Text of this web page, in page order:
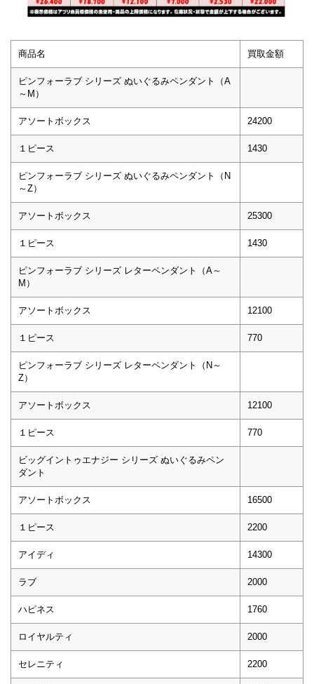
商品名 買取金額
ピンフォーラブ シリーズ ぬいぐるみペンダント（A
～M）
アソートボックス 24200
１ピース 1430
ピンフォーラブ シリーズ ぬいぐるみペンダント（N
～Z）
アソートボックス 25300
１ピース 1430
ピンフォーラブ シリーズ レターペンダント（A～
M）
アソートボックス 12100
１ピース 770
ピンフォーラブ シリーズ レターペンダント（N～
Z）
アソートボックス 12100
１ピース 770
ビッグイントゥエナジー シリーズ ぬいぐるみペン
ダント
アソートボックス 16500
１ピース 2200
アイディ 14300
ラブ 2000
ハピネス 1760
ロイヤルティ 2000
セレニティ 2200